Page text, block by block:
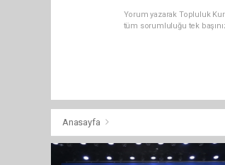
Yorum yazarak Topluluk
tüm sorumluluğu tek
Anasayfa